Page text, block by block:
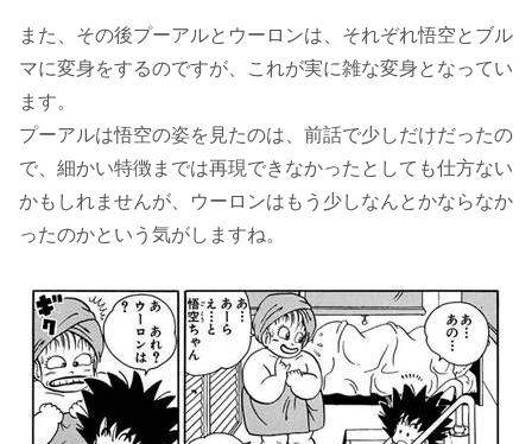
また、その後プーアルとウーロンは、それぞれ悟空とブル
マに変身をするのですが、これが実に雑な変身となってい
ます。
プーアルは悟空の姿を見たのは、前話で少しだけだったの
で、細かい特徴までは再現できなかったとしても仕方ない
かもしれませんが、ウーロンはもう少しなんとかならなか
ったのかという気がしますね。